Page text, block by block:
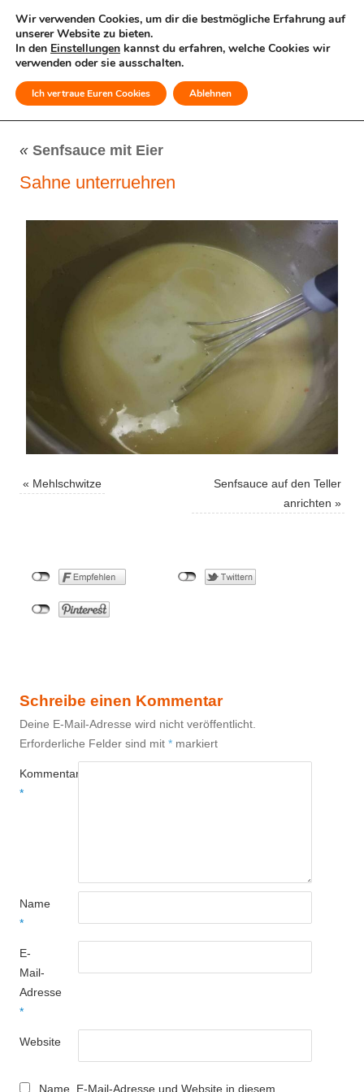
MENÜ
« Senfsauce mit Eier
Sahne unterruehren
« Mehlschwitze
Senfsauce auf den Teller
anrichten »
Schreibe einen Kommentar
Deine E-Mail-Adresse wird nicht veröffentlicht.
Erforderliche Felder sind mit * markiert
Kommentar
*
Name
*
E-
Mail-
Adresse
*
Website
Name, E-Mail-Adresse und Website in diesem
Wir verwenden Cookies, um dir die bestmögliche Erfahrung auf
unserer Website zu bieten.
In den Einstellungen kannst du erfahren, welche Cookies wir
verwenden oder sie ausschalten.
Ich vertraue Euren Cookies Ablehnen